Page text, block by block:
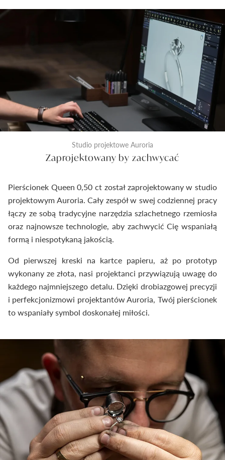
Studio projektowe Auroria
Zaprojektowany by zachwycać
Pierścionek Queen 0,50 ct został zaprojektowany w studio
projektowym Auroria. Cały zespół w swej codziennej pracy
łączy ze sobą tradycyjne narzędzia szlachetnego rzemiosła
oraz najnowsze technologie, aby zachwycić Cię wspaniałą
formą i niespotykaną jakością.
Od pierwszej kreski na kartce papieru, aż po prototyp
wykonany ze złota, nasi projektanci przywiązują uwagę do
każdego najmniejszego detalu. Dzięki drobiazgowej precyzji
i perfekcjonizmowi projektantów Auroria, Twój pierścionek
to wspaniały symbol doskonałej miłości.